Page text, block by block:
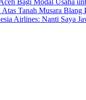
Bagi Modal Usaha
Atas Tanah Musara Blang
Airlines: Nanti Saya